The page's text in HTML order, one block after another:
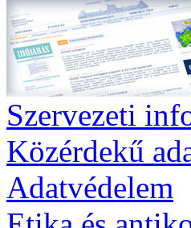
Szervezeti
Közérdekű
Adatvédelem